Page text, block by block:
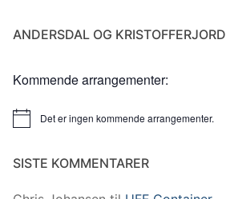
ANDERSDAL OG KRISTOFFERJORD
Kommende arrangementer:
MerknadDet er ingen kommende arrangementer.
SISTE KOMMENTARER